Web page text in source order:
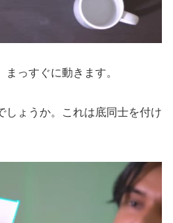
っすぐに動きます。
しょうか。これは底同士を付け